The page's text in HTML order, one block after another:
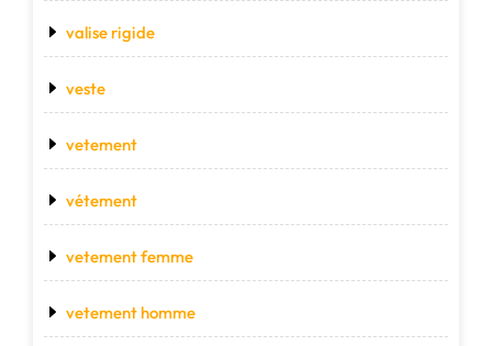
valise rigide
veste
vetement
vétement
vetement femme
vetement homme